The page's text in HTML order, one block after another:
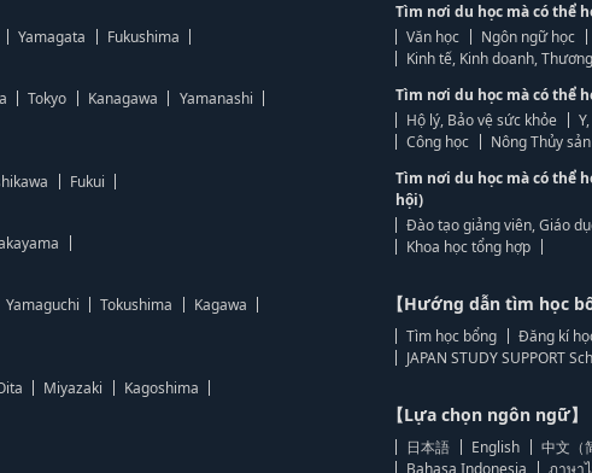
Yamagata
Fukushima
Tokyo Kanagawa
Yamanashi
Fukui
Yamaguchi Tokushima
Kagawa
Miyazaki
Kagoshima
Tìm nơi du học mà có thể
Văn học
Ngôn ngữ học
Kinh tế, Kinh doanh,
Tìm nơi du học mà có thể
Hộ lý, Bảo vệ sức khỏe
Công học
Nông Thủy sản
Tìm nơi du học mà có thể
hội)
Đào tạo giảng viên, Giáo
Khoa học tổng hợp
【Hướng dẫn tìm học
Tìm học bổng
Đăng kí
JAPAN STUDY SUPPORT
【Lựa chọn ngôn ngữ】
日本語 English 中文（
Bahasa Indonesia
ภาษา